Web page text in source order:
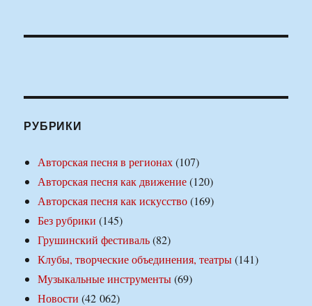
РУБРИКИ
Авторская песня в регионах(107)
Авторская песня как движение(120)
Авторская песня как искусство(169)
Без рубрики (145)
Грушинский фестиваль(82)
Клубы, творческие объединения, театры(141)
Музыкальные инструменты(69)
Новости (42 062)